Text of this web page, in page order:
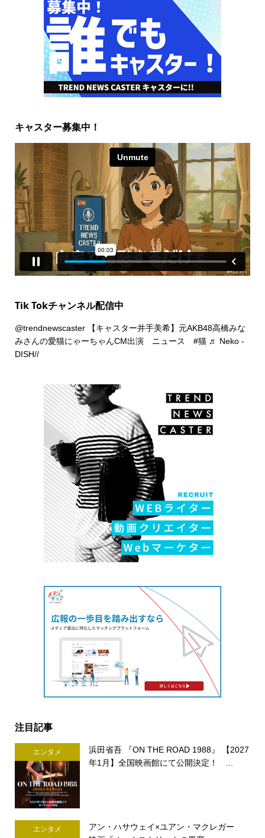
キャスター募集中！
Tik Tokチャンネル配信中
@trendnewscaster【キャスター井手美希】元AKB48高橋みな
みさんの愛猫にゃーちゃんCM出演 ニュース #猫 ♬ Neko -
DISH//
注目記事
エンタメ
浜田省吾 『ON THE ROAD 1988』 【2027
年1月】全国映画館にて公開決定！ ...
エンタメ
アン・ハサウェイ×ユアン・マクレガー